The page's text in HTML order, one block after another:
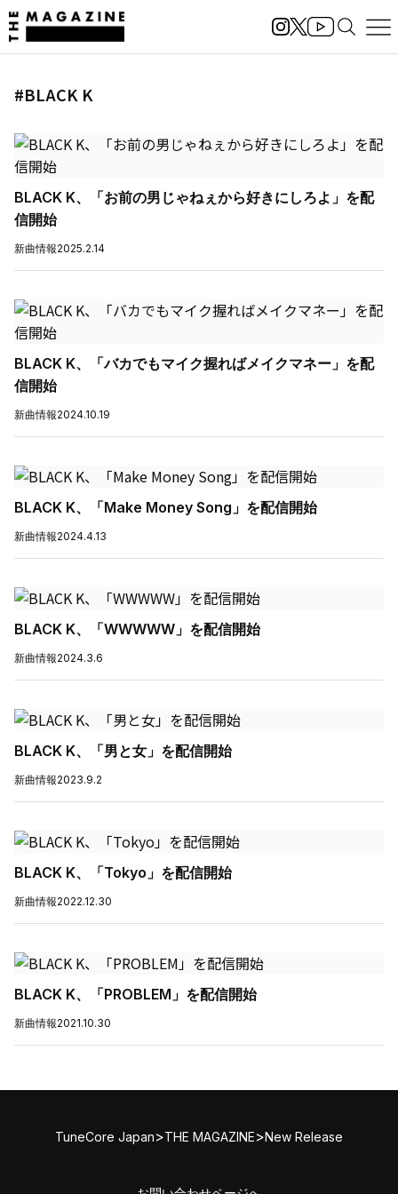
#BLACK K
BLACK K、「お前の男じゃねぇから好きにしろよ」を配
信開始
新曲情報2025.2.14
BLACK K、「バカでもマイク握ればメイクマネー」を配
信開始
新曲情報2024.10.19
BLACK K、「Make Money Song」を配信開始
新曲情報2024.4.13
BLACK K、「WWWWW」を配信開始
新曲情報2024.3.6
BLACK K、「男と女」を配信開始
新曲情報2023.9.2
BLACK K、「Tokyo」を配信開始
新曲情報2022.12.30
BLACK K、「PROBLEM」を配信開始
新曲情報2021.10.30
TuneCore Japan>THE MAGAZINE>New Release